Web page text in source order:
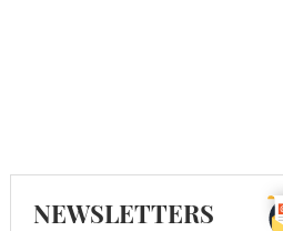
NEWSLETTERS